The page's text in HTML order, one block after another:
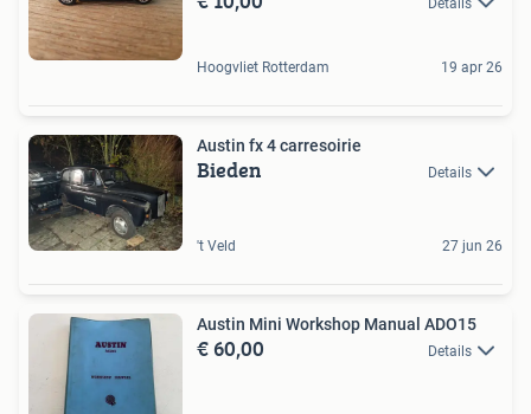
Hoogvliet Rotterdam 19 apr 26
Austin fx 4 carresoirie
Bieden Details
't Veld 27 jun 26
Austin Mini Workshop Manual ADO15
€ 60,00 Details